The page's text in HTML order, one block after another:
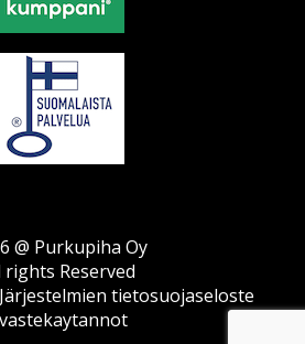
@ Purkupiha Oy
rights Reserved
Järjestelmien tietosuojaseloste